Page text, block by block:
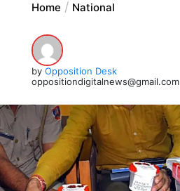
Home National
by Opposition Desk
oppositiondigitalnews@gmail.com